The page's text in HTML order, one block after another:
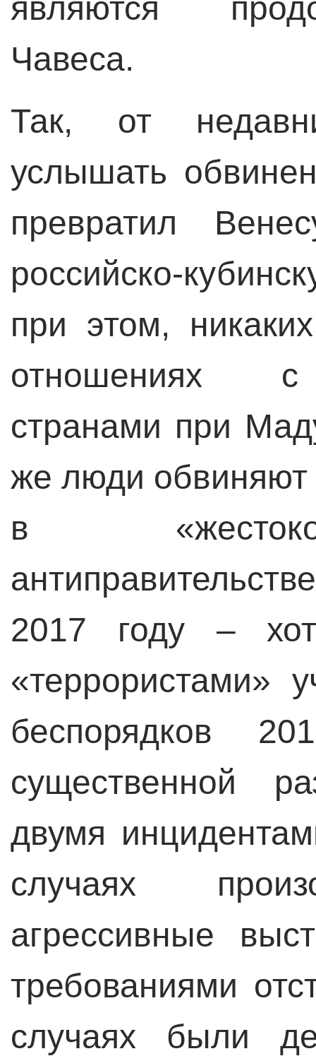
являются
Чавеса.
Так, от
услышать
превратил
российско-
при этом,
отношениях с
странами при
же люди обвиняют
в
2017 году –
«террористами»
беспорядков
существенной
двумя
случаях
агрессивные
требованиями
случаях были